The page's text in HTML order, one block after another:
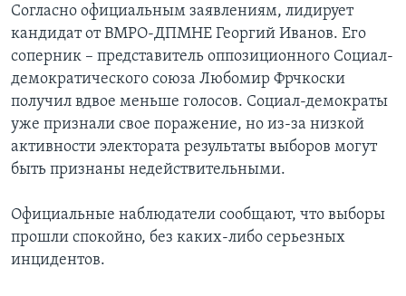
Согласно официальным заявлениям, лидирует
кандидат от ВМРО-ДПМНЕ Георгий Иванов. Его
соперник – представитель оппозиционного Социал-
демократического союза Любомир Фрчкоски
получил вдвое меньше голосов. Социал-демократы
уже признали свое поражение, но из-за низкой
активности электората результаты выборов могут
быть признаны недействительными.
Официальные наблюдатели сообщают, что выборы
прошли спокойно, без каких-либо серьезных
инцидентов.